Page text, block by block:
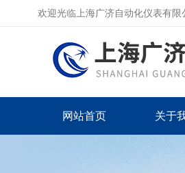
欢迎光临上海广济自动化仪表有限
网站首页 关于